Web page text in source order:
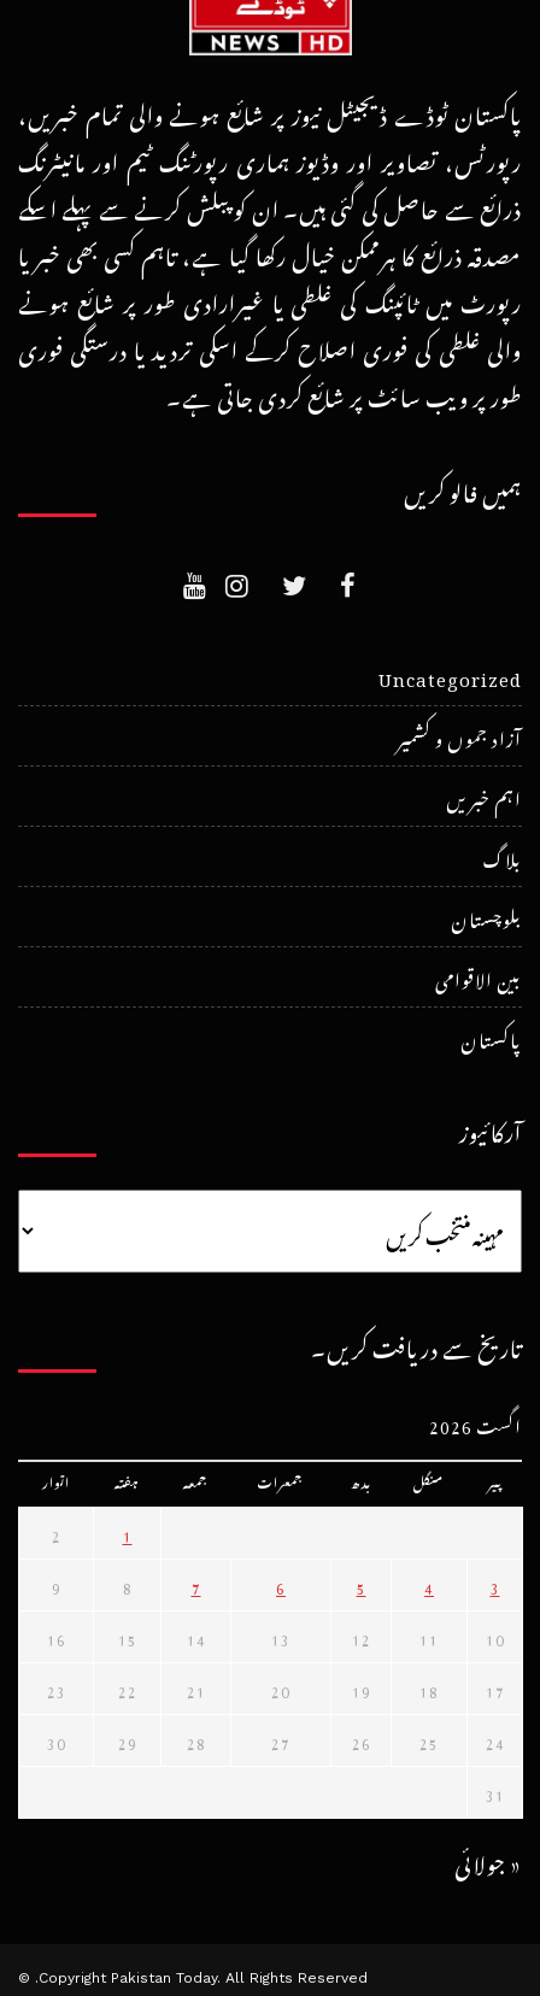
پاکستان ٹوڈے ڈیجیٹل نیوز پر شائع ہونے والی تمام خبریں،
رپورٹس، تصاویر اور وڈیوز ہماری رپورٹنگ ٹیم اور مانیٹرنگ
ذرائع سے حاصل کی گئی ہیں۔ ان کو پبلش کرنے سے پہلے اسکے
مصدقہ ذرائع کا ہرممکن خیال رکھا گیا ہے، تاہم کسی بھی خبر یا
رپورٹ میں ٹائپنگ کی غلطی یا غیرارادی طور پر شائع ہونے
والی غلطی کی فوری اصلاح کرکے اسکی تردید یا درستگی فوری
طور پر ویب سائٹ پر شائع کردی جاتی ہے۔
ہمیں فالو کریں
Uncategorized
آزاد جموں و کشمیر
اہم خبریں
بلاگ
بلوچستان
بین الاقوامی
پاکستان
آرکائیوز
تاریخ سے دریافت کریں۔
اگست 2026
پیر منگل بدھ جمعرات جمعہ ہفتہ اتوار
1
2
3
4
5
6
7
8
9
10
11
12
13
14
15
16
17
18
19
20
21
22
23
24
25
26
27
28
29
30
31
« جولائی
Copyright Pakistan Today. All Rights Reserved. ©